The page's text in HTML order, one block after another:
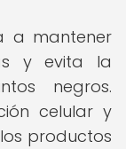
a mantener
y evita la
negros.
celular y
productos